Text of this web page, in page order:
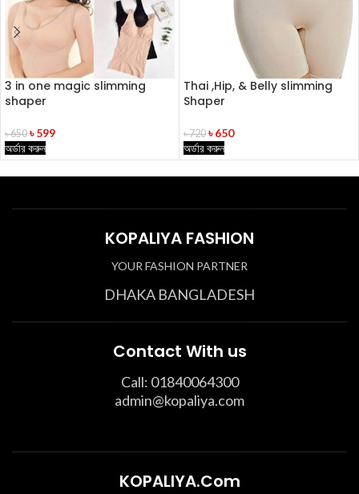
3 in one magic slimming
shaper
৳650 ৳599
অর্ডার করুন
Thai ,Hip, & Belly slimming
Shaper
৳720 ৳650
অর্ডার করুন
KOPALIYA FASHION
YOUR FASHION PARTNER
DHAKA BANGLADESH
Contact With us
Call: 01840064300
admin@kopaliya.com
KOPALIYA.Com